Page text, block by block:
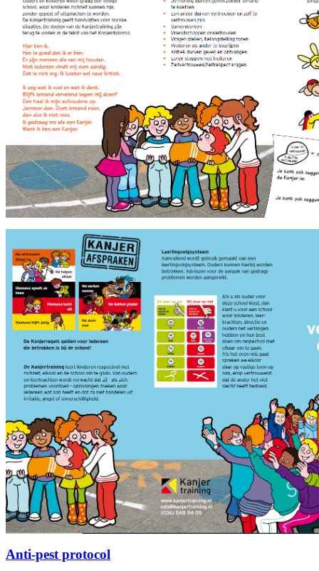
Anti-pest protocol